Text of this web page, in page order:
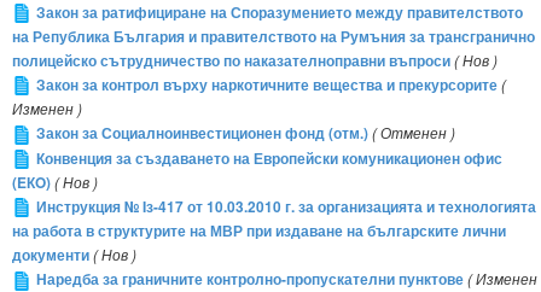
Закон за ратифициране на Споразумението между правителството
на Република България и правителството на Румъния за трансгранично
полицейско сътрудничество по наказателноправни въпроси( Нов )
Закон за контрол върху наркотичните вещества и прекурсорите(
Изменен )
Закон за Социалноинвестиционен фонд (отм.)( Отменен )
Конвенция за създаването на Европейски комуникационен офис
(EКO)( Нов )
Инструкция № Iз-417 от 10.03.2010 г. за организацията и технологията
на работа в структурите на МВР при издаване на българските лични
документи( Нов )
Наредба за граничните контролно-пропускателни пунктове( Изменен